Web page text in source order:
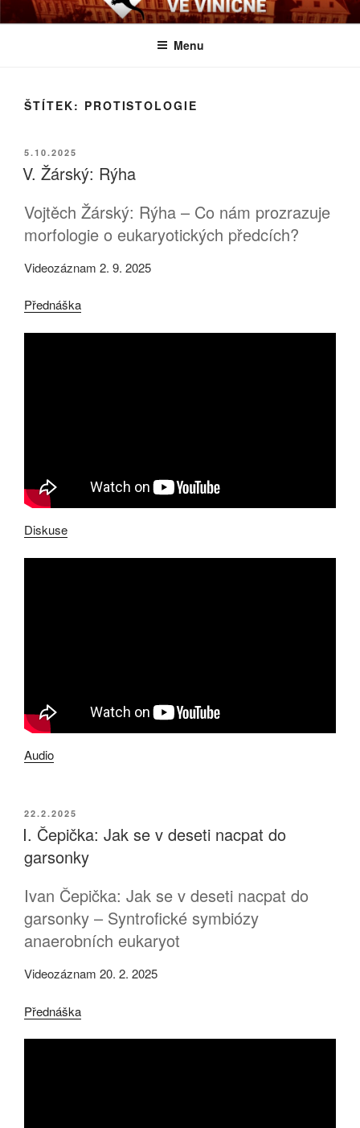
k
BIOLOGICKÉ ČTVRTKY VE
Určeno všem zájemcům o evoluci a obecnější biologická témata
Menu
ŠTÍTEK: PROTISTOLOGIE
PUBLIKOVÁNO
5.10.2025
V. Žárský: Rýha
Vojtěch Žárský: Rýha – Co nám prozrazuje
morfologie o eukaryotických předcích?
Videozáznam 2. 9. 2025
Přednáška
Diskuse
Audio
PUBLIKOVÁNO
22.2.2025
I. Čepička: Jak se v deseti nacpat do
garsonky
Ivan Čepička: Jak se v deseti nacpat do
garsonky – Syntrofické symbiózy
anaerobních eukaryot
Videozáznam 20. 2. 2025
Přednáška